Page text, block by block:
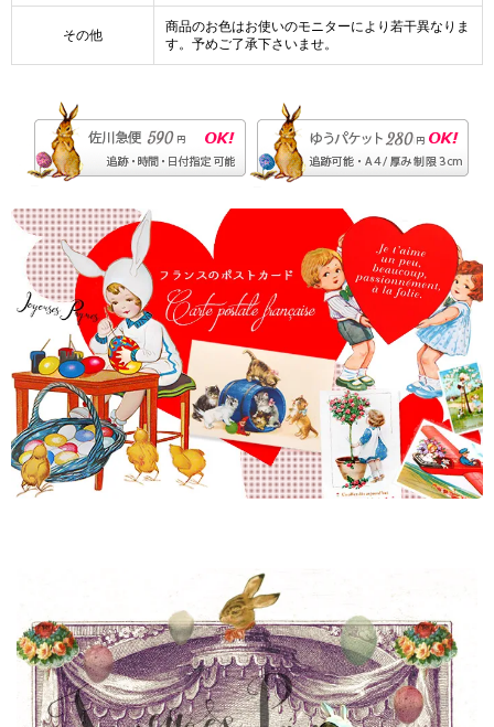
その他
商品のお色はお使いのモニターにより若干異なりま
す。予めご了承下さいませ。